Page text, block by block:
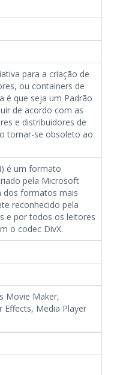
para a criação de
ou containers de
é que seja um Padrão
de acordo com as
e distribuidores de
tornar-se obsoleto ao
é um formato
pela Microsoft
dos formatos mais
reconhecido pela
e por todos os leitores
o codec DivX.
Movie Maker,
Effects, Media Player